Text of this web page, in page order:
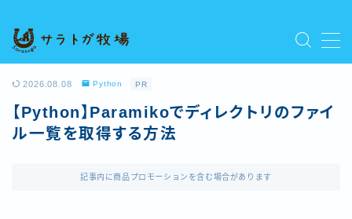
MENU
プライバシーポリシー
利用規約／特定商取引法に基づく表記
新着記事を読む
運営者情報
2026.08.08 Python PR
【Python】Paramikoでディレクトリのファイ
ル一覧を取得する方法
記事内に商品プロモーションを含む場合があります